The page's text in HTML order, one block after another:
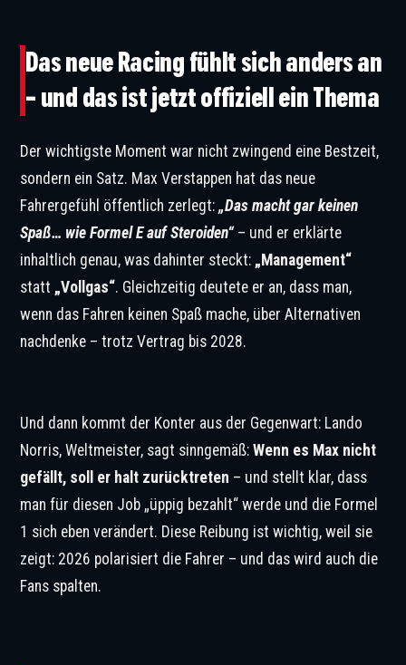
Das neue Racing fühlt sich anders an
– und das ist jetzt offiziell ein Thema
Der wichtigste Moment war nicht zwingend eine Bestzeit,
sondern ein Satz. Max Verstappen hat das neue
Fahrergefühl öffentlich zerlegt:„Das macht gar keinen
Spaß… wie Formel E auf Steroiden“– und er erklärte
inhaltlich genau, was dahinter steckt: „Management“
statt „Vollgas“. Gleichzeitig deutete er an, dass man,
wenn das Fahren keinen Spaß mache, über Alternativen
nachdenke – trotz Vertrag bis 2028.
Und dann kommt der Konter aus der Gegenwart: Lando
Norris, Weltmeister, sagt sinngemäß:Wenn es Max nicht
gefällt, soll er halt zurücktreten – und stellt klar, dass
man für diesen Job „üppig bezahlt“ werde und die Formel
1 sich eben verändert. Diese Reibung ist wichtig, weil sie
zeigt: 2026 polarisiert die Fahrer – und das wird auch die
Fans spalten.